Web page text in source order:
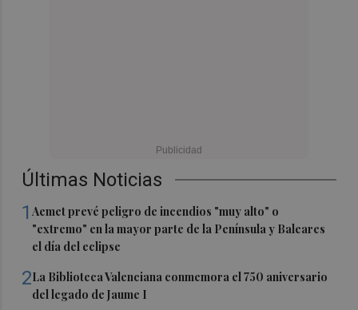
Últimas Noticias
1Aemet prevé peligro de incendios "muy alto" o
"extremo" en la mayor parte de la Península y Baleares
el día del eclipse
2La Biblioteca Valenciana conmemora el 750 aniversario
del legado de Jaume I